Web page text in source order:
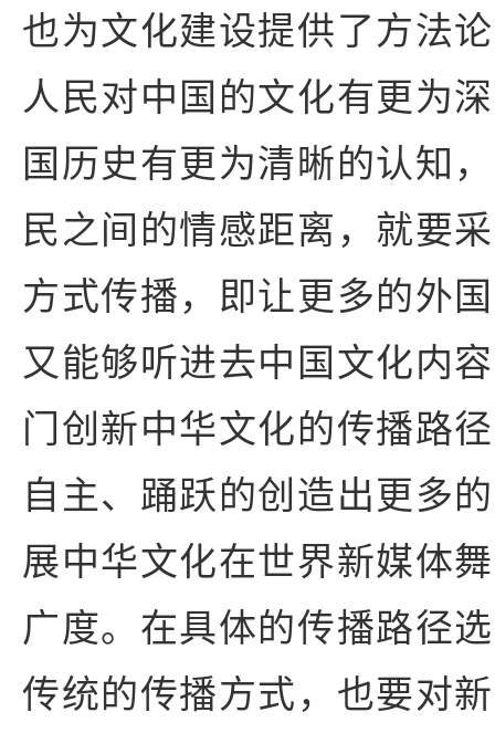
也为文化建设提供了方法
人民对中国的文化有更为
国历史有更为清晰的认知
民之间的情感距离，就要
方式传播，即让更多的外
又能够听进去中国文化内
门创新中华文化的传播路
自主、踊跃的创造出更多
展中华文化在世界新媒体
广度。在具体的传播路径
传统的传播方式，也要对